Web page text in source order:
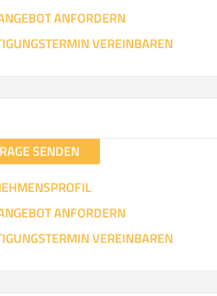
ANFORDERN
VEREINBAREN
SENDEN
ANFORDERN
VEREINBAREN